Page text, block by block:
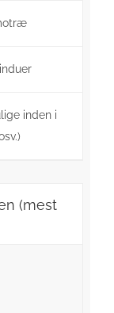
inden i
(mest